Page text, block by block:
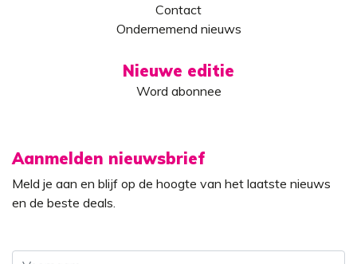
Contact
Ondernemend nieuws
Nieuwe editie
Word abonnee
Aanmelden nieuwsbrief
Meld je aan en blijf op de hoogte van het laatste nieuws
en de beste deals.